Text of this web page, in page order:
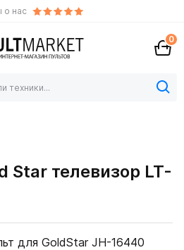
о нас
0
Star телевизор LT-
для GoldStar JH-16440